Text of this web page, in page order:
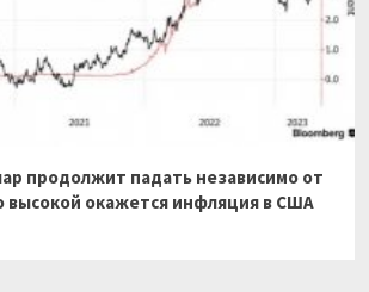
продолжит падать независимо от
высокой окажется инфляция в США